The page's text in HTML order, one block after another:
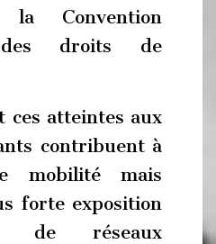
Convention
des droits de
ces atteintes aux
contribuent à
mobilité mais
forte exposition
de réseaux